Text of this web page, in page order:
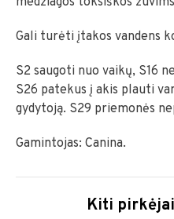
Gali turėti įtakos vandens
S2 saugoti nuo vaikų, S16
S26 patekus į akis plauti
gydytoją. S29 priemonės
Gamintojas: Canina.
Kiti